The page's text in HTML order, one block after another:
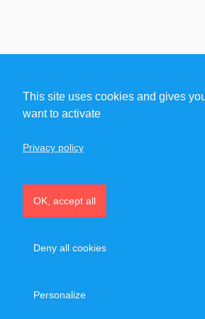
This site uses cookies and gives
want to activate
OK, accept all
Deny all cookies
Personalize
Privacy policy